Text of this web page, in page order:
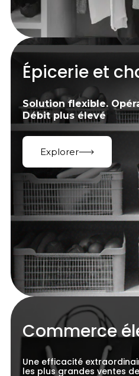
Épicerie et
Solution flexible.
Débit plus élevé
Explorer
Commerce
Une efficacité
les plus grandes ventes